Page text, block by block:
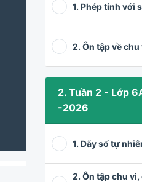
1. Phép tính với
2. Ôn tập về
2. Tuần 2 - Lớp
-2026
1. Dãy số tự
2. Ôn tập chu